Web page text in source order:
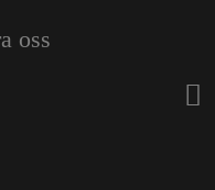
oss